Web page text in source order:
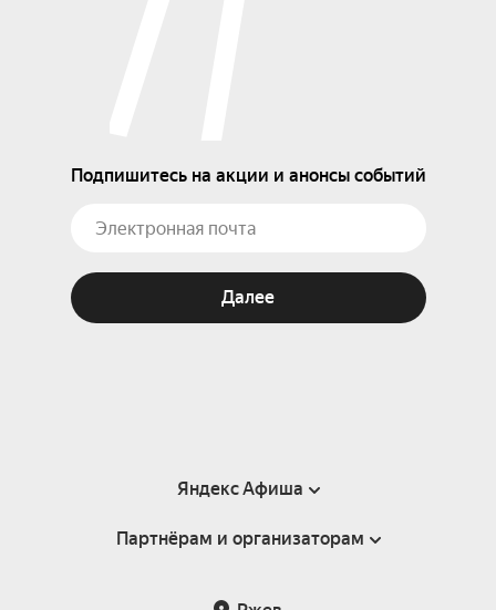
Подпишитесь на акции и анонсы событий
Далее
Яндекс Афиша
Справка
Партнёрам и организаторам